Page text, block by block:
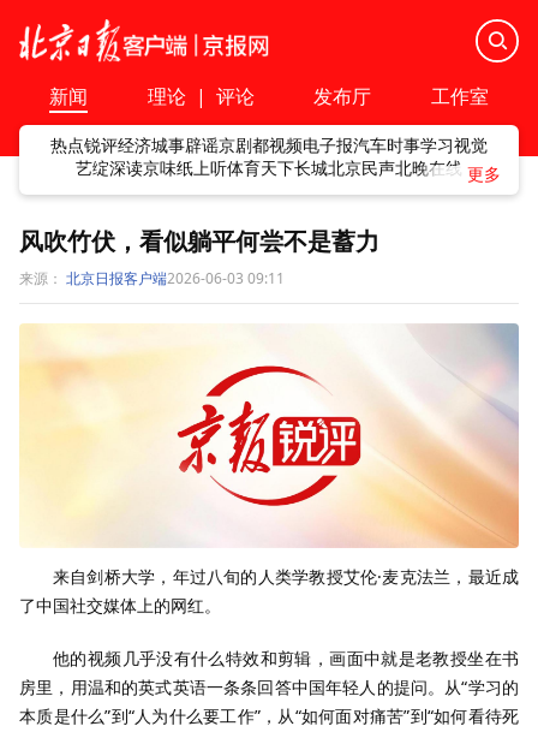
新闻 理论 | 评论 发布厅 工作室
热点锐评经济城事辟谣京剧都视频电子报汽车时事学习视觉
艺绽深读京味纸上听体育天下长城北京民声北晚在线
风吹竹伏，看似躺平何尝不是蓄力
来源： 北京日报客户端2026-06-03 09:11
来自剑桥大学，年过八旬的人类学教授艾伦·麦克法兰，最近成
了中国社交媒体上的网红。
他的视频几乎没有什么特效和剪辑，画面中就是老教授坐在书
房里，用温和的英式英语一条条回答中国年轻人的提问。从“学习的
本质是什么”到“人为什么要工作”，从“如何面对痛苦”到“如何看待死